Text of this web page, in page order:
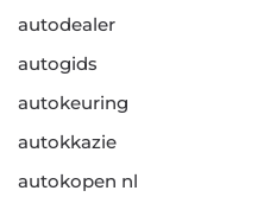
autodealer
autogids
autokeuring
autokkazie
autokopen nl